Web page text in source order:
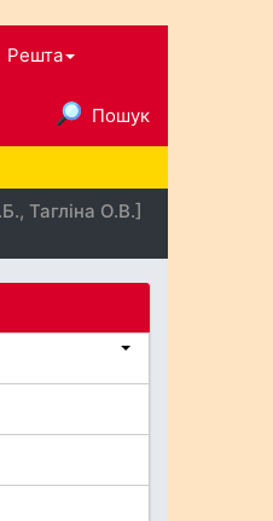
Решта
Пошук
Тагліна О.В.]